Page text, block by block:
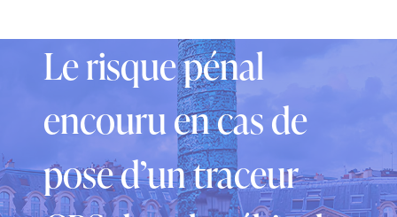
Le risque pénal
encouru en cas de
pose d’un traceur